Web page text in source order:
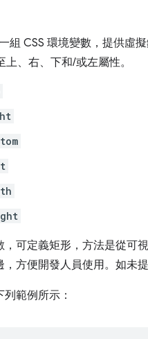
組 CSS 環境變數，提供虛
、右、下和/或左屬性。
可定義矩形，方法是從可
，方便開發人員使用。如未
範例所示：